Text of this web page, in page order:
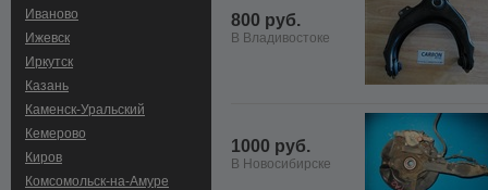
Иваново
Ижевск
Иркутск
Казань
Каменск-Уральский
Кемерово
Киров
Комсомольск-на-Амуре
800 руб.
В Владивостоке
1000 руб.
В Новосибирске